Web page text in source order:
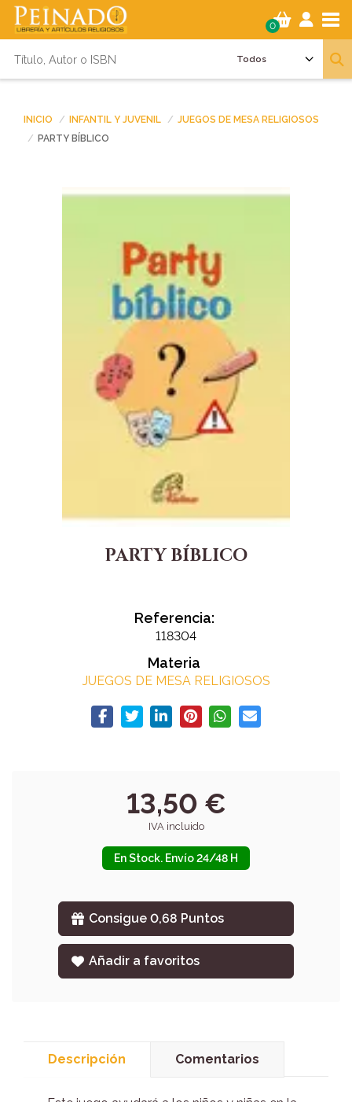
0
INICIO INFANTIL Y JUVENIL
JUEGOS DE MESA RELIGIOSOS
PARTY BÍBLICO
PARTY BÍBLICO
Referencia:
118304
Materia
JUEGOS DE MESA RELIGIOSOS
13,50 €
IVA incluido
En Stock. Envío 24/48 H
Consigue 0,68 Puntos
Añadir a favoritos
Descripción Comentarios